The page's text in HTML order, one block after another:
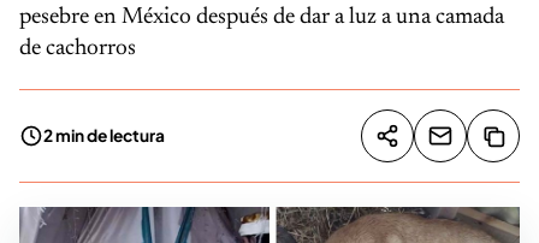
pesebre en México después de dar a luz a una camada
de cachorros
2 min de lectura Compartir